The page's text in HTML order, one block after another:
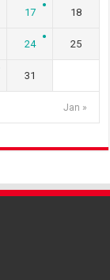
Jan »
17 18
24 25
31